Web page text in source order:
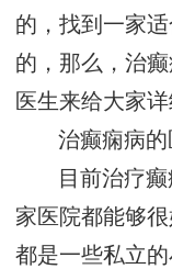
的，找到一家
的，那么，治
医生来给大家
治癫痫病
目前治疗
家医院都能够
都是一些私立